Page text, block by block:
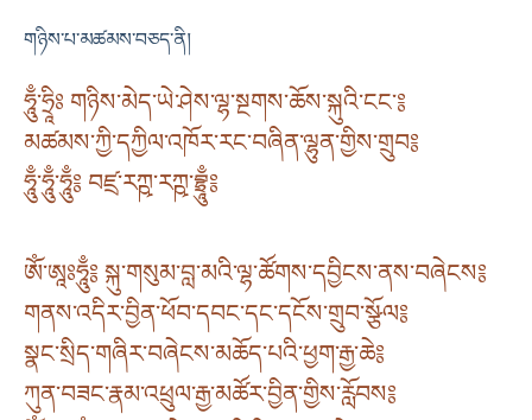
གཉིས་པ་མཚམས་བཅད་ནི།
ཧཱུྃ་ཧྲཱིཿ གཉིས་མེད་ཡེ་ཤེས་ལྷ་སྔགས་ཆོས་སྐུའི་ངང་༔
མཚམས་ཀྱི་དཀྱིལ་འཁོར་རང་བཞིན་ལྷུན་གྱིས་གྲུབ༔
ཧཱུྃ་ཧཱུྃ་ཧཱུྃ༔ བཛྲ་རཀྵ་རཀྵ་བྷྲཱུྃ༔
ཨོཾ་ཨཱཿཧཱུྃ༔ སྐུ་གསུམ་བླ་མའི་ལྷ་ཚོགས་དབྱིངས་ནས་བཞེངས༔
གནས་འདིར་བྱིན་ཕོབ་དབང་དང་དངོས་གྲུབ་སྩོལ༔
སྣང་སྲིད་གཞིར་བཞེངས་མཆོད་པའི་ཕྱག་རྒྱ་ཆེ༔
ཀུན་བཟང་རྣམ་འཕྲུལ་རྒྱ་མཚོར་བྱིན་གྱིས་རློབས༔